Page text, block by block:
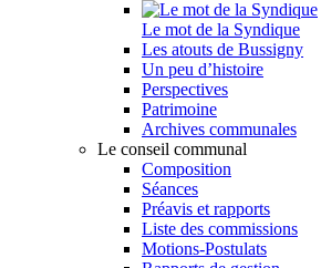
Le mot de la Syndique
Les atouts de Bussigny
Un peu d’histoire
Perspectives
Patrimoine
Archives communales
Le conseil communal
Composition
Séances
Préavis et rapports
Liste des commissions
Motions-Postulats